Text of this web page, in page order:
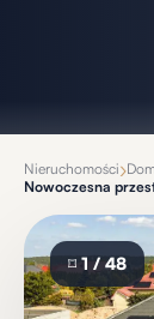
Nieruchomości›
⌑ 1 / 48